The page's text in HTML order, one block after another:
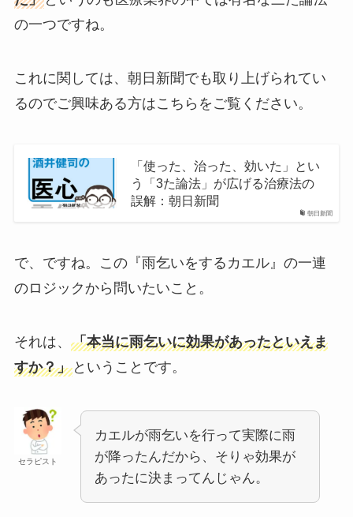
の一つですね。
これに関しては、朝日新聞でも取り上げられてい
るのでご興味ある方はこちらをご覧ください。
朝日新聞
「使った、治った、効いた」とい
う「3た論法」が広げる治療法の
誤解：朝日新聞
で、ですね。この『雨乞いをするカエル』の一連
のロジックから問いたいこと。
それは、 「本当に雨乞いに効果があったといえま
すか？」ということです。
セラピスト
カエルが雨乞いを行って実際に雨
が降ったんだから、そりゃ効果が
あったに決まってんじゃん。